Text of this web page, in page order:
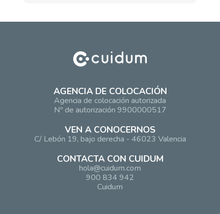
AGENCIA DE COLOCACIÓN
Agencia de colocación autorizada
Nº de autorización 9900000517
VEN A CONOCERNOS
C/ Lebón 19, bajo derecha - 46023 Valencia
CONTACTA CON CUIDUM
hola@cuidum.com
900 834 942
Cuidum